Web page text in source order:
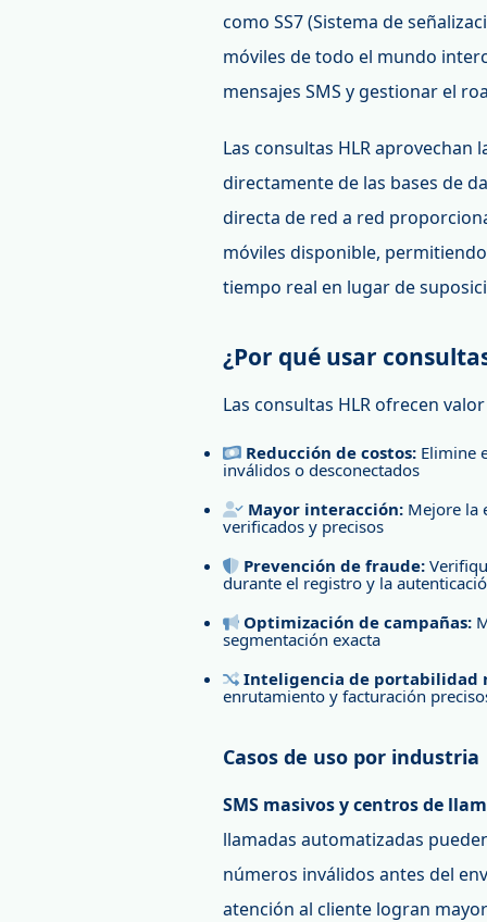
como SS7 (Sistema de
móviles de todo el mundo
mensajes SMS y gestionar el
Las consultas HLR
directamente de las bases de
directa de red a red
móviles disponible,
tiempo real en lugar de
¿Por qué usar
Las consultas HLR ofrecen
Reducción de costos: Elimine
inválidos o desconectados
Mayor interacción: Mejore la
verificados y precisos
Prevención de fraude:
durante el registro y la
Optimización de campañas:
segmentación exacta
Inteligencia de portabilidad
enrutamiento y facturación
Casos de uso por industria
SMS masivos y centros de
llamadas automatizadas
números inválidos antes del
atención al cliente logran